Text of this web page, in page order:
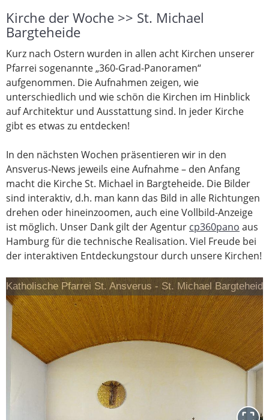
Kirche der Woche >> St. Michael
Bargteheide
Kurz nach Ostern wurden in allen acht Kirchen unserer
Pfarrei sogenannte „360-Grad-Panoramen“
aufgenommen. Die Aufnahmen zeigen, wie
unterschiedlich und wie schön die Kirchen im Hinblick
auf Architektur und Ausstattung sind. In jeder Kirche
gibt es etwas zu entdecken!
In den nächsten Wochen präsentieren wir in den
Ansverus-News jeweils eine Aufnahme – den Anfang
macht die Kirche St. Michael in Bargteheide. Die Bilder
sind interaktiv, d.h. man kann das Bild in alle Richtungen
drehen oder hineinzoomen, auch eine Vollbild-Anzeige
ist möglich. Unser Dank gilt der Agentur cp360pano aus
Hamburg für die technische Realisation. Viel Freude bei
der interaktiven Entdeckungstour durch unsere Kirchen!